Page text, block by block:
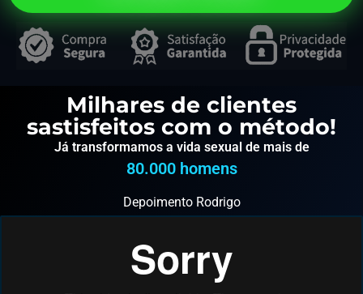
Milhares de clientes
sastisfeitos com o método!
Já transformamos a vida sexual de mais de
80.000 homens
Depoimento Rodrigo